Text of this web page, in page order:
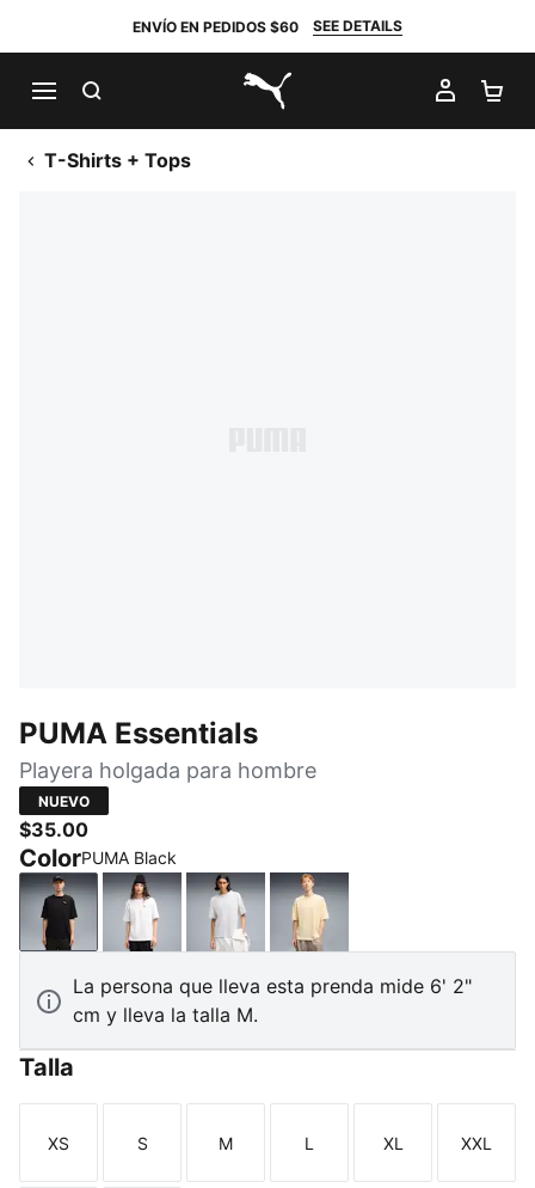
ENVÍO EN PEDIDOS $60 SEE DETAILS
PUMA.com
MI
T-Shirts + Tops
PUMA Essentials
Playera holgada para hombre
NUEVO
$35.00
ColorPUMA Black
PUMA BlackPUMA WhiteWhite Glow Heather
Buttercream
La persona que lleva esta prenda mide 6' 2"
cm y lleva la talla M.
Talla
Talla
XS
Talla
S
Talla
M
Talla
L
Talla
XL
Talla
XXL